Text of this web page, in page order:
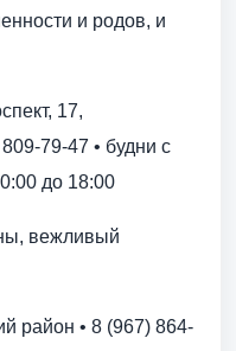
и родов, и
17,
79-47 • будни с
до 18:00
вежливый
район • 8 (967) 864-